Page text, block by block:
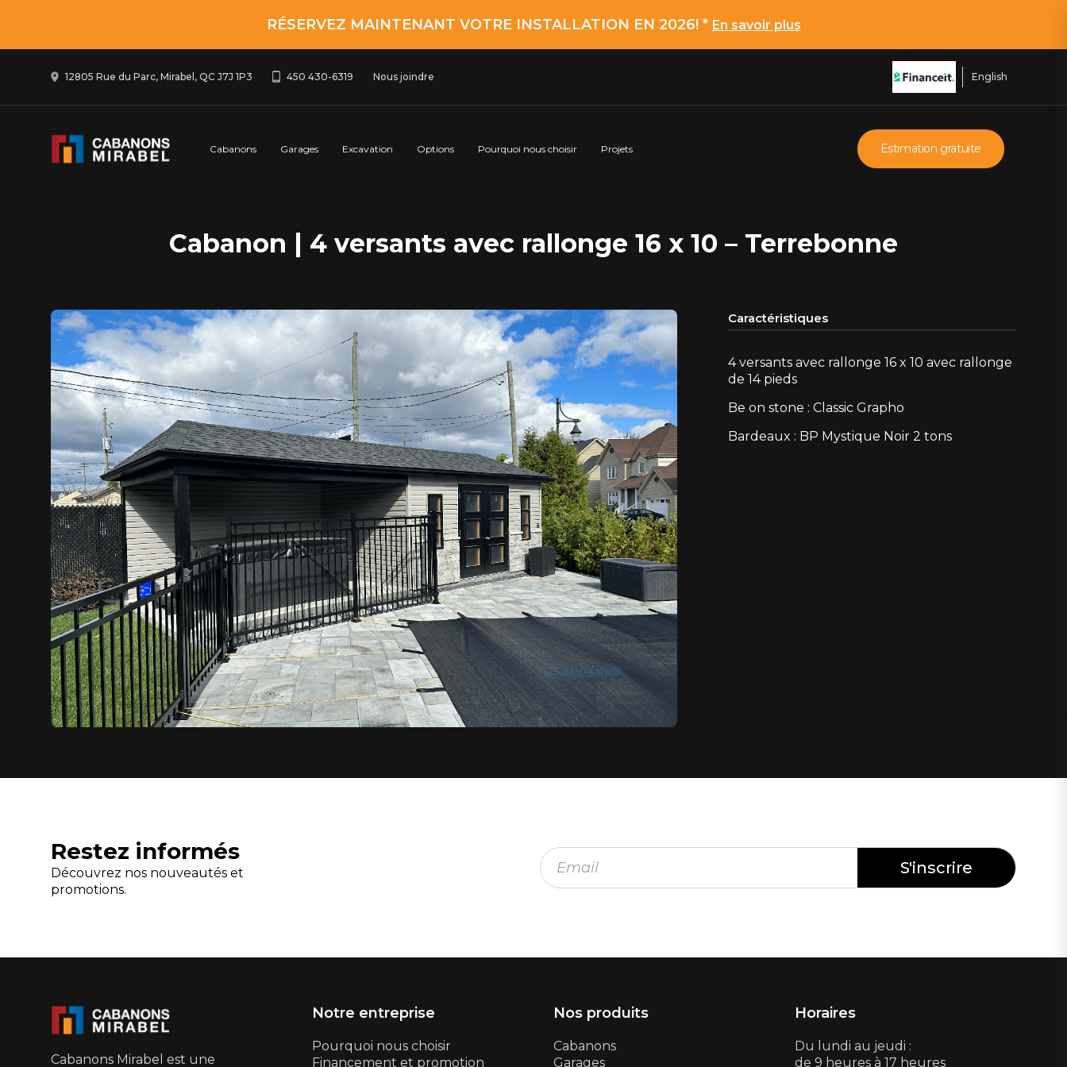
RÉSERVEZ MAINTENANT VOTRE INSTALLATION EN 2026! * En savoir plus
12805 Rue du Parc, Mirabel, QC J7J 1P3 450 430-6319 Nous joindre English
Cabanons Garages Excavation Options Pourquoi nous choisir Projets Estimation gratuite
Cabanon | 4 versants avec rallonge 16 x 10 – Terrebonne
Caractéristiques
4 versants avec rallonge 16 x 10 avec rallonge
de 14 pieds
Be on stone : Classic Grapho
Bardeaux : BP Mystique Noir 2 tons
Restez informés
Découvrez nos nouveautés et
promotions.
Cabanons Mirabel est une
Notre entreprise
Pourquoi nous choisir
Financement et promotion
Nos produits
Cabanons
Garages
Horaires
Du lundi au jeudi :
de 9 heures à 17 heures